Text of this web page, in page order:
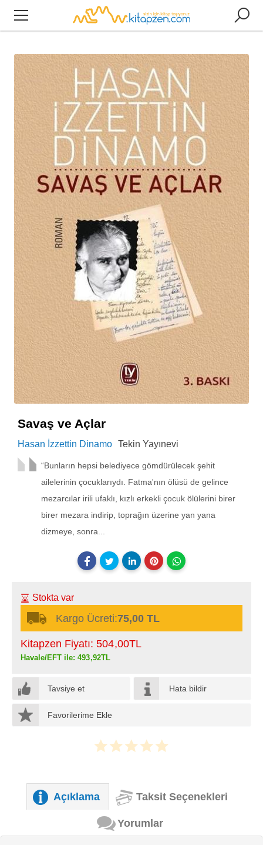
Savaş ve Açlar
Hasan İzzettin Dinamo Tekin Yayınevi
“Bunların hepsi belediyece gömdürülecek şehit
ailelerinin çocuklarıydı. Fatma'nın ölüsü de gelince
mezar­cılar irili ufaklı, kızlı erkekli çocuk ölülerini birer
birer mezara indirip, toprağın üzerine yan yana
dizmeye, sonra...
Stokta var
Kargo Ücreti:75,00 TL
Kitapzen Fiyatı: 504,00TL
Havale/EFT ile: 493,92TL
Tavsiye et Hata bildir
Favorilerime Ekle
Açıklama Taksit Seçenekleri
Yorumlar